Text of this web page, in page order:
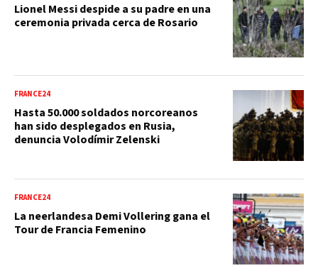
Lionel Messi despide a su padre en una
ceremonia privada cerca de Rosario
FRANCE24
Hasta 50.000 soldados norcoreanos
han sido desplegados en Rusia,
denuncia Volodímir Zelenski
FRANCE24
La neerlandesa Demi Vollering gana el
Tour de Francia Femenino